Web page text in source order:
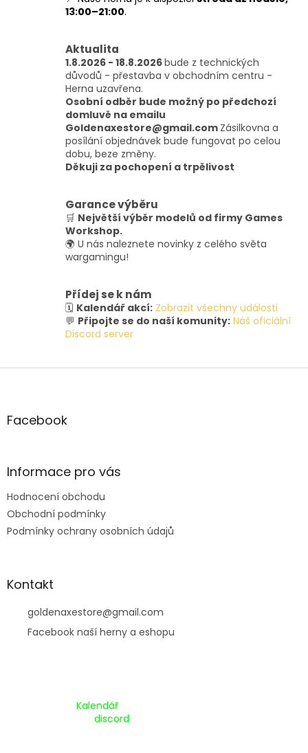
v
ý
i
s
u
13:00–21:00.
Aktualita
1.8.2026 - 18.8.2026bude z technických
důvodů - přestavba v obchodním centru -
Herna uzavřena.
Osobní odběr bude možný po předchozí
domluvě na emailu
Goldenaxestore@gmail.com Zásilkovna a
posílání objednávek bude fungovat po celou
dobu, beze změny.
Děkuji za pochopení a trpělivost
Garance výběru
🛒 Největší výběr modelů od firmy Games
Workshop.
🌍 U nás naleznete novinky z celého světa
wargamingu!
Přídej se k nám
🗓️ Kalendář akcí: Zobrazit všechny události
💬 Připojte se do naší komunity: Náš oficiální
Discord server
Z
aFacebook
Informace pro vás
Hodnocení obchodu
Obchodní podmínky
Podmínky ochrany osobních údajů
Kontakt
goldenaxestore@gmail.com
Facebook naší herny a eshopu
Kalendář
discord